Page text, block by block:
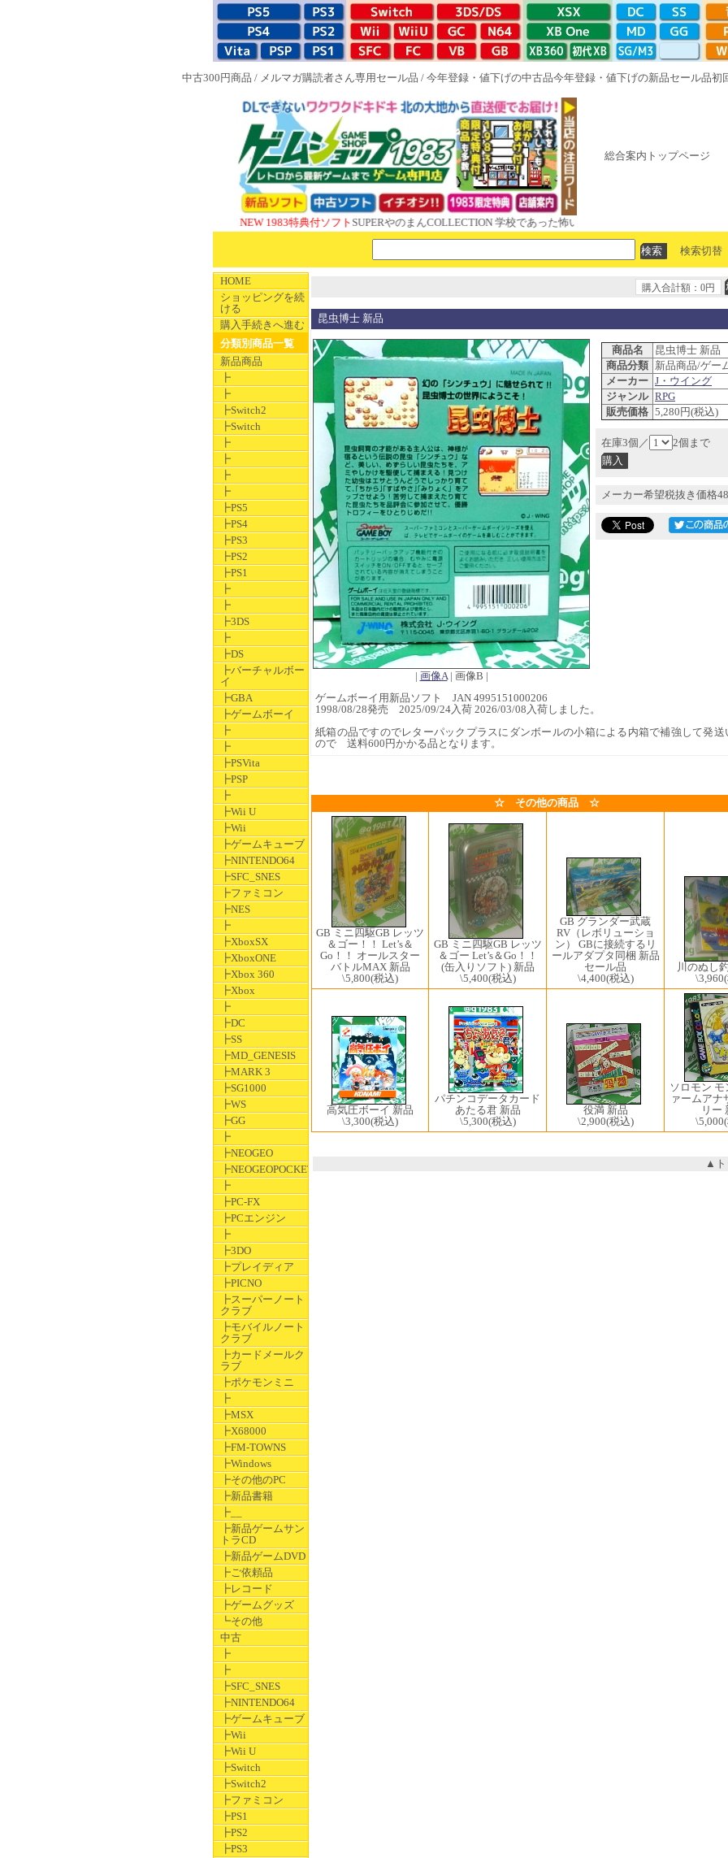
中古300円商品 / メルマガ購読者さん専用セール品 / 今年登録・値下げの中古品今年登録・値下げの新品セール品初
総合案内トップページ
NEW 1983特典付ソフトSUPERやのまんCOLLECTION 学校であった怖い話と晦󠄀つきこもり ルート16R やがて
検索切替
HOME
ショッピングを続
ける
購入手続きへ進む
分類別商品一覧
新品商品
┣
┣
┣Switch2
┣Switch
┣
┣
┣
┣
┣PS5
┣PS4
┣PS3
┣PS2
┣PS1
┣
┣
┣3DS
┣
┣DS
┣バーチャルボー
イ
┣GBA
┣ゲームボーイ
┣
┣
┣PSVita
┣PSP
┣
┣Wii U
┣Wii
┣ゲームキューブ
┣NINTENDO64
┣SFC_SNES
┣ファミコン
┣NES
┣
┣XboxSX
┣XboxONE
┣Xbox 360
┣Xbox
┣
┣DC
┣SS
┣MD_GENESIS
┣MARK 3
┣SG1000
┣WS
┣GG
┣
┣NEOGEO
┣NEOGEOPOCKET
┣
┣PC-FX
┣PCエンジン
┣
┣3DO
┣プレイディア
┣PICNO
┣スーパーノート
クラブ
┣モバイルノート
クラブ
┣カードメールク
ラブ
┣ポケモンミニ
┣
┣MSX
┣X68000
┣FM-TOWNS
┣Windows
┣その他のPC
┣新品書籍
┣__
┣新品ゲームサン
トラCD
┣新品ゲームDVD
┣ご依頼品
┣レコード
┣ゲームグッズ
┗その他
中古
┣
┣
┣SFC_SNES
┣NINTENDO64
┣ゲームキューブ
┣Wii
┣Wii U
┣Switch
┣Switch2
┣ファミコン
┣PS1
┣PS2
┣PS3
購入合計額：0円
昆虫博士 新品
| 画像A| 画像B |
商品名
昆虫博士 新品
商品分類 新品商品/ゲー
メーカー J・ウイング
ジャンル RPG
販売価格 5,280円(税込)
在庫3個／ 2個まで
メーカー希望税抜き価格
ゲームボーイ用新品ソフト JAN 4995151000206
1998/08/28発売 2025/09/24入荷 2026/03/08入荷しました。
紙箱の品ですのでレターパックプラスにダンボールの小箱による内箱で補強して発送
ので 送料600円かかる品となります。
☆ その他の商品 ☆
GB ミニ四駆GB レッツ
＆ゴー！！ Let’s＆
Go！！ オールスター
バトルMAX 新品
\5,800(税込)
GB ミニ四駆GB レッツ
＆ゴー Let’s＆Go！！
(缶入りソフト) 新品
\5,400(税込)
GB グランダー武蔵
RV（レボリューショ
ン） GBに接続するリ
ールアダプタ同梱 新品
セール品
\4,400(税込)
川のぬし
\3,960
高気圧ボーイ 新品
\3,300(税込)
パチンコデータカード
あたる君 新品
\5,300(税込)
役満 新品
\2,900(税込)
ソロモン
ァームアナ
リー
\5,000
▲ト